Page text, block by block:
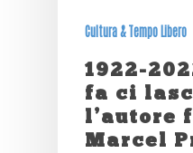
Cultura & Tempo Libero
1922-
fa ci
l’autore
Marcel